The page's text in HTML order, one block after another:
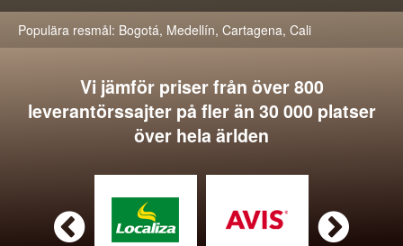
Populära resmål: Bogotá, Medellín, Cartagena, Cali
Vi jämför priser från över 800
leverantörssajter på fler än 30 000 platser
över hela ärlden
 